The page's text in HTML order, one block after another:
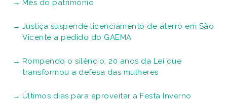
Mês do patrimônio
Justiça suspende licenciamento de aterro em São
Vicente a pedido do GAEMA
Rompendo o silêncio: 20 anos da Lei que
transformou a defesa das mulheres
Últimos dias para aproveitar a Festa Inverno